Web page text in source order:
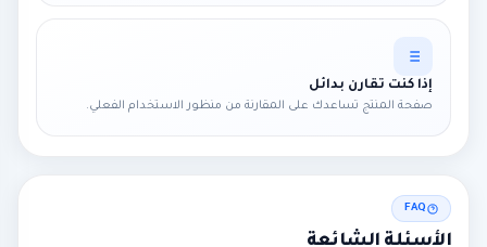
إذا كنت تقارن بدائل
صفحة المنتج تساعدك على المقارنة من منظور الاستخدام الفعلي.
FAQ
الأسئلة الشائعة